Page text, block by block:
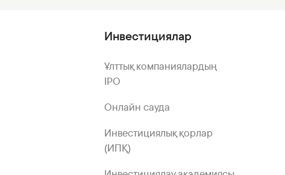
Инвестициялар
Ұлттық компаниялардың
IPO
Онлайн сауда
Инвестициялық қорлар
(ИПҚ)